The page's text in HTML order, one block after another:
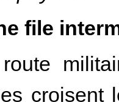
file
route
croisent